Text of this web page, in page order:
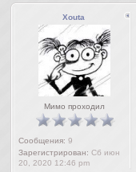
Xouta
Мимо проходил
Сообщения: 9
Зарегистрирован: Сб июн
20, 2020 12:46 pm